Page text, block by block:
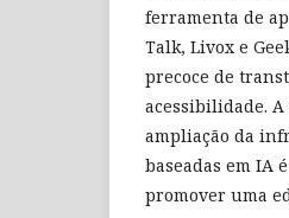
ferramenta de
Talk, Livox e
precoce de
acessibilidade.
ampliação da
baseadas em IA
promover uma